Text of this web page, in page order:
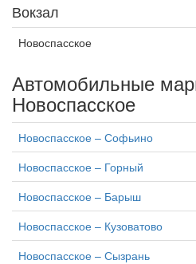
Вокзал
Новоспасское
Автомобильные
Новоспасское
Новоспасское – Софьино
Новоспасское – Горный
Новоспасское – Барыш
Новоспасское – Кузоватово
Новоспасское – Сызрань